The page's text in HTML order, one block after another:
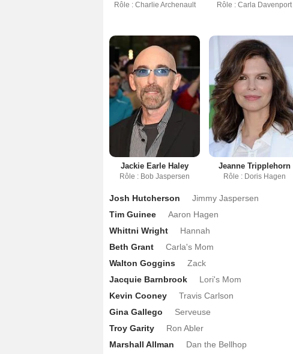
Rôle : Charlie Archenault Rôle : Carla Davenport
Jackie Earle Haley
Rôle : Bob Jaspersen
Jeanne Tripplehorn
Rôle : Doris Hagen
Josh Hutcherson
Jimmy Jaspersen
Tim Guinee
Aaron Hagen
Whittni Wright
Hannah
Beth Grant
Carla's Mom
Walton Goggins
Zack
Jacquie Barnbrook
Lori's Mom
Kevin Cooney
Travis Carlson
Gina Gallego
Serveuse
Troy Garity
Ron Abler
Marshall Allman
Dan the Bellhop